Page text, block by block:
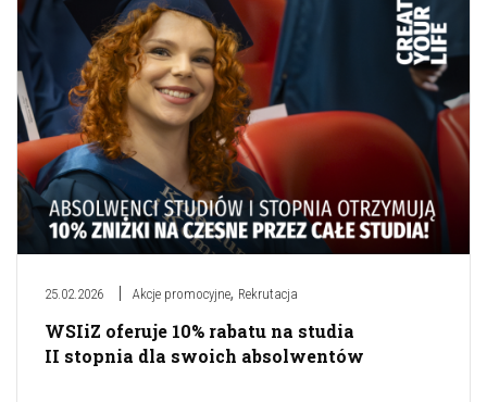
25.02.2026 Akcje promocyjne, Rekrutacja
WSIiZ oferuje 10% rabatu na studia
II stopnia dla swoich absolwentów